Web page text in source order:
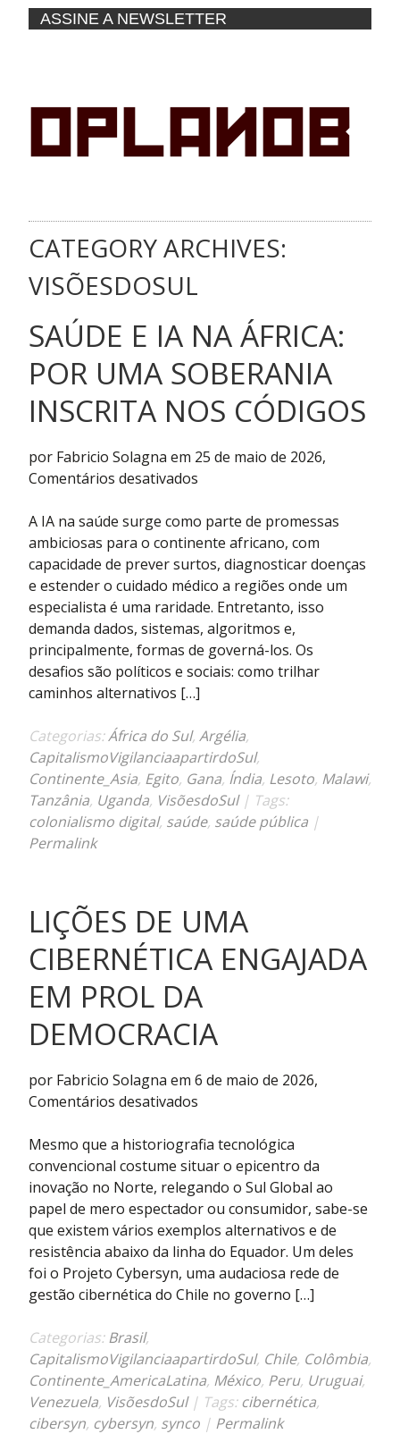
ASSINE A NEWSLETTER
CATEGORY ARCHIVES:
VISÕESDOSUL
SAÚDE E IA NA ÁFRICA:
POR UMA SOBERANIA
INSCRITA NOS CÓDIGOS
por Fabricio Solagna em 25 de maio de 2026,
Comentários desativados
e
IA
na
África:
por
uma
soberania
inscrita
nos
A IA na saúde surge como parte de promessas
ambiciosas para o continente africano, com
capacidade de prever surtos, diagnosticar doenças
e estender o cuidado médico a regiões onde um
especialista é uma raridade. Entretanto, isso
demanda dados, sistemas, algoritmos e,
principalmente, formas de governá-los. Os
desafios são políticos e sociais: como trilhar
caminhos alternativos […]
Categorias:África do Sul, Argélia,
CapitalismoVigilanciaapartirdoSul,
Continente_Asia, Egito, Gana, Índia, Lesoto, Malawi,
Tanzânia, Uganda, VisõesdoSul | Tags:
colonialismo digital, saúde, saúde pública |
Permalink
LIÇÕES DE UMA
CIBERNÉTICA ENGAJADA
EM PROL DA
DEMOCRACIA
por Fabricio Solagna em 6 de maio de 2026,
Comentários desativados
de
uma
cibernética
engajada
em
prol
da
democracia
Mesmo que a historiografia tecnológica
convencional costume situar o epicentro da
inovação no Norte, relegando o Sul Global ao
papel de mero espectador ou consumidor, sabe-se
que existem vários exemplos alternativos e de
resistência abaixo da linha do Equador. Um deles
foi o Projeto Cybersyn, uma audaciosa rede de
gestão cibernética do Chile no governo […]
Categorias:Brasil,
CapitalismoVigilanciaapartirdoSul, Chile, Colômbia,
Continente_AmericaLatina, México, Peru, Uruguai,
Venezuela, VisõesdoSul | Tags:cibernética,
cibersyn, cybersyn, synco | Permalink